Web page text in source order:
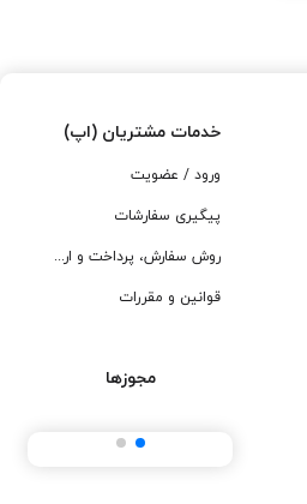
خدمات مشتریان (اپ)
ورود / عضویت
پیگیری سفارشات
روش سفارش، پرداخت و ارسال
قوانین و مقررات
مجوزها